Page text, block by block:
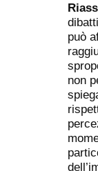
può
non